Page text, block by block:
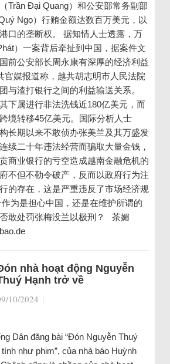
Trần Đại Quang）和公安部常务副部
Ngọ）行贿金额达数百万美元，以
口的垄断权。 据知情人士透露，万
）一案背后牵扯到中国，据案件文
前公安部长周永康有深厚的经济利益
官媒报道称，越共胡志明市人民法院
与渣打银行之间的利益输送关系。
下属进行非法洗钱近180亿美元，而
境转移45亿美元。国际分析人士
长期以来不敢侦办张美兰及其万盛发
续二十年违法经营而骗取大量金钱，
商业银行的亏空造成越南金融危机的
不但不勒令破产，反而以政府行为注
的存在，这是严重违反了市场经济规
为是担心中国，还是在维护所谓的
敢处罚张梅没兰以极刑？ 茶媚
nhà hoạt động Nguyễn
Hạnh trở về
10/2024 |
Dân đăng bài “Đón Nguyễn Thuý
như phim”, của nhà báo Huỳnh